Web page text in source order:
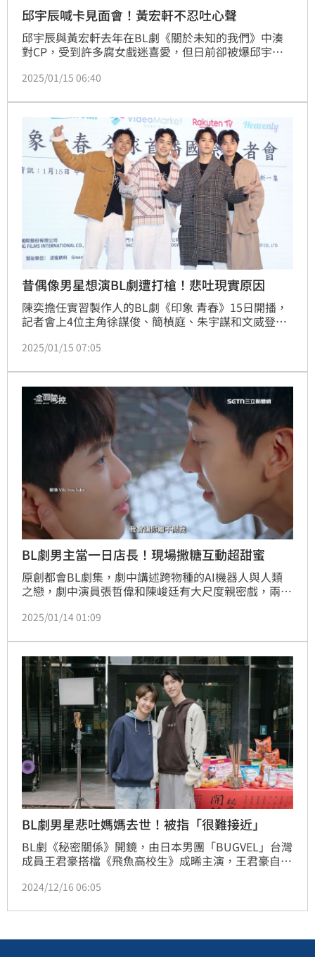
邱宇辰喊卡見面會！黃宏軒不忍吐心聲
邱宇辰與黃宏軒去年在BL劇《關於未知的我們》中湊
對CP，受到許多腐女戲迷喜愛，但日前卻被爆邱宇辰
動被迫取消，黃宏軒方面也無法與他取得聯繫，雙方產
各自有其他規劃，就比較少聯絡。
2025/01/15 06:40
昔偶像男星想演BL劇遭打槍！悲吐現實原因
陳奕擔任實習製作人的BL劇《印象 青春》15日開播，
記者會上4位主角徐謀俊、簡楨庭、朱宇謀和文威登分
星李時剛主演過《2020因為愛你》，他自誇看了自己
2025/01/15 07:05
BL劇男主當一日店長！現場撒糖互動超甜蜜
原創都會BL劇集，劇中講述跨物種的AI機器人與人類
之戀，劇中演員張哲偉和陳峻廷有大尺度親密戲，兩人
動，他們還為粉絲送上新春祝賀。
2025/01/14 01:09
BL劇男星悲吐媽媽去世！被指「很難接近」
BL劇《秘密關係》開鏡，由日本男團「BUGVEL」台灣
成員王君豪搭檔《飛魚高校生》成晞主演，王君豪自曝
的成晞則說其實對當下的表演不太有自信，沒想到獲王
空就膩在一起，讓同劇的林宴慈也直呼：「他們的互動
2024/12/16 06:05